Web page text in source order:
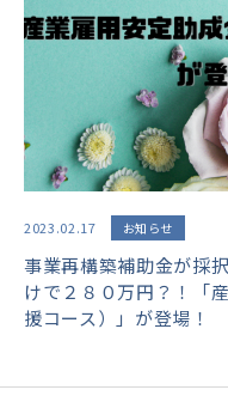
2023.02.17 お知らせ
事業再構築補助金が採
けで２８０万円？！「
援コース）」が登場！